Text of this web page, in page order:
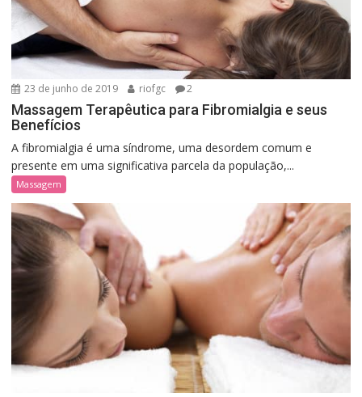
23 de junho de 2019 riofgc 2
Massagem Terapêutica para Fibromialgia e seus
Benefícios
A fibromialgia é uma síndrome, uma desordem comum e
presente em uma significativa parcela da população,...
Massagem